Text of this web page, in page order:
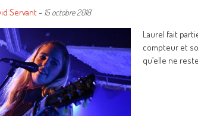
Servant- 15 octobre 2018
Laurel fait
compteur et
qu’elle ne